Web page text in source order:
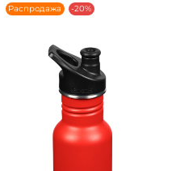
Распродажа -20%